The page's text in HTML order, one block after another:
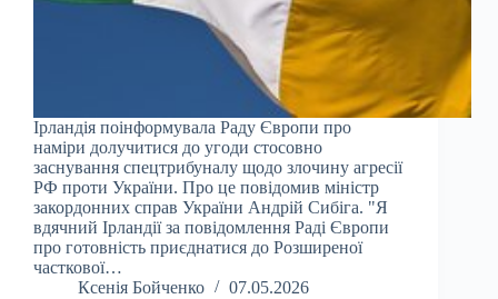
Ірландія поінформувала Раду Європи про
наміри долучитися до угоди стосовно
заснування спецтрибуналу щодо злочину агресії
РФ проти України. Про це повідомив міністр
закордонних справ України Андрій Сибіга. "Я
вдячний Ірландії за повідомлення Раді Європи
про готовність приєднатися до Розширеної
часткової…
Ксенія Бойченко
07.05.2026